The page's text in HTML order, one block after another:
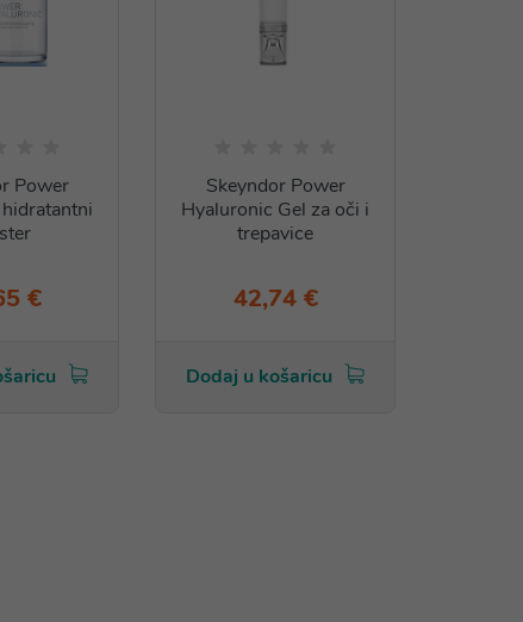
Power
€
Skeyndor Power
Hyaluronic Gel za oči i
trepavice
42,74 €
Dodaj u košaricu